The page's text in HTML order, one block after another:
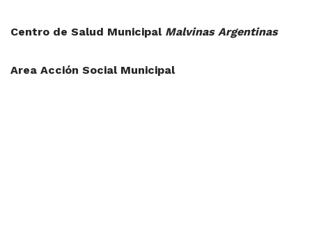
Centro de Salud MunicipalMalvinas Argentinas
Area Acción Social Municipal